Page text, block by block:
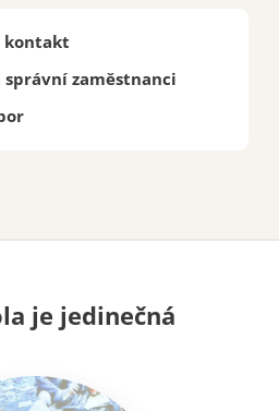
kontakt
správní zaměstnanci
je jedinečná